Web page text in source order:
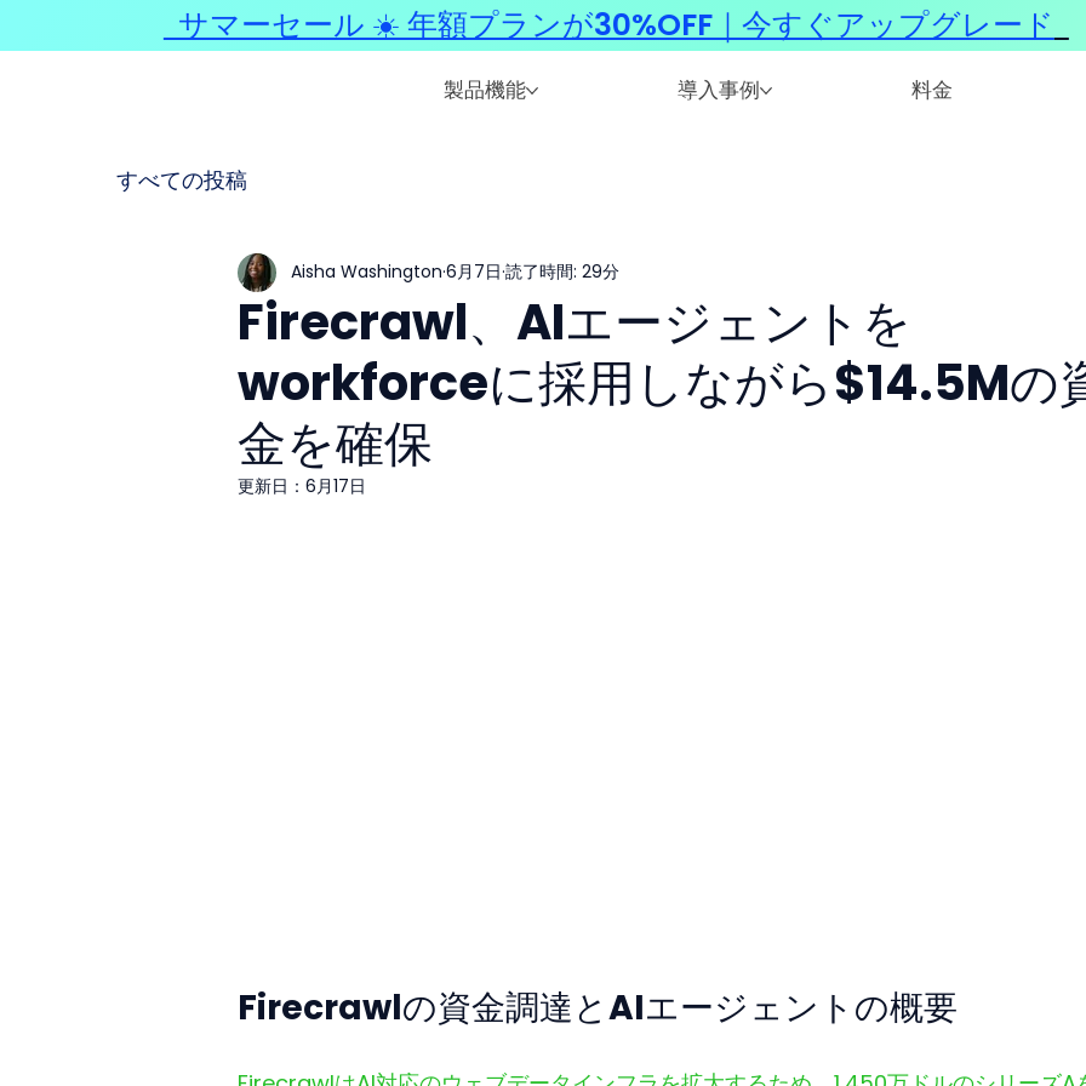
製品機能 導入事例 料金
すべての投稿
Firecrawl、AIエージェントを
workforceに採用しながら$14.5Mの
金を確保
Aisha Washington 6月7日 読了時間: 29分
更新日： 6月17日
Firecrawlの資金調達とAIエージェントの概要
サマーセール ☀️ 年額プランが30%OFF｜今すぐアップグレード